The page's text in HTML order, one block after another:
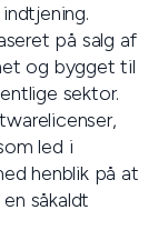
på salg af
og bygget til
sektor.
led i
henblik på at
såkaldt